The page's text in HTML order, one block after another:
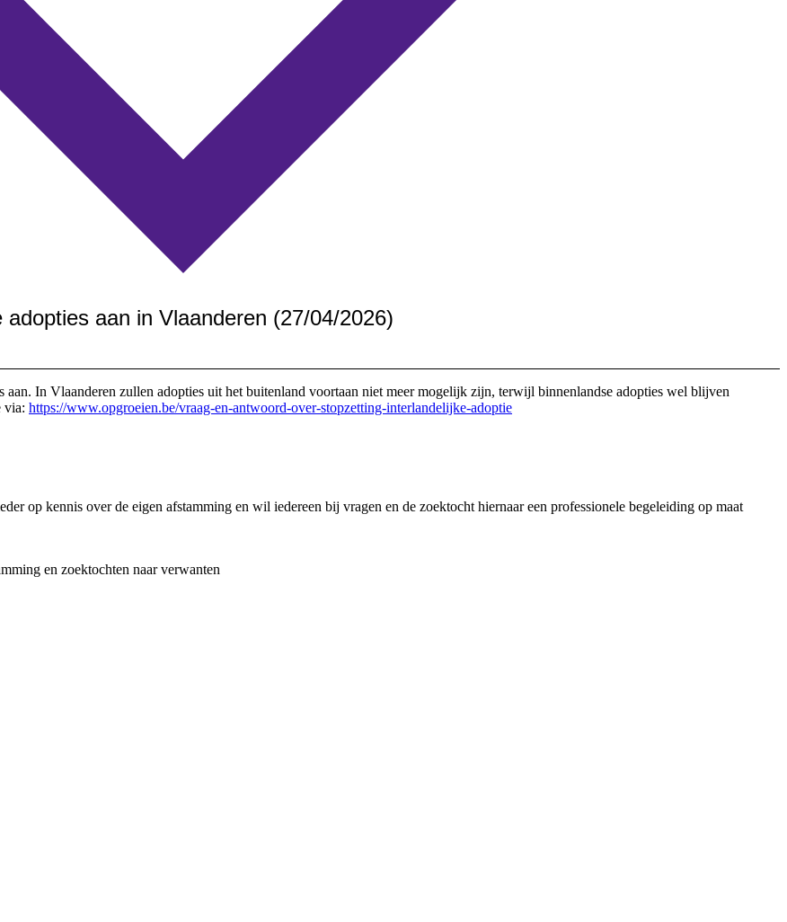
aan in Vlaanderen (27/04/2026)
aan. In Vlaanderen zullen adopties uit het buitenland voortaan niet meer mogelijk zijn, terwijl binnenlandse adopties wel blijven
via: https://www.opgroeien.be/vraag-en-antwoord-over-stopzetting-interlandelijke-adoptie
op kennis over de eigen afstamming en wil iedereen bij vragen en de zoektocht hiernaar een professionele begeleiding op maat